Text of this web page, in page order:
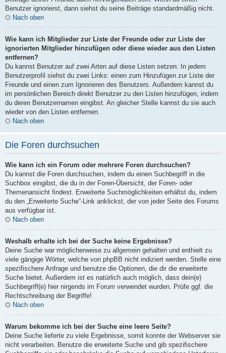
Benutzer ignorierst, dann siehst du seine Beiträge standardmäßig nicht.
Nach oben
Wie kann ich Mitglieder zur Liste der Freunde oder zur Liste der
ignorierten Mitglieder hinzufügen oder diese wieder aus den Listen
entfernen?
Du kannst Benutzer auf zwei Arten auf diese Listen setzen: In jedem
Benutzerprofil siehst du zwei Links: einen zum Hinzufügen zur Liste der
Freunde und einen zum Ignorieren des Benutzers. Außerdem kannst du
im persönlichen Bereich direkt Benutzer zu den Listen hinzufügen, indem
du deren Benutzernamen eingibst. An gleicher Stelle kannst du sie auch
wieder von den Listen entfernen.
Nach oben
Die Foren durchsuchen
Wie kann ich ein Forum oder mehrere Foren durchsuchen?
Du kannst die Foren durchsuchen, indem du einen Suchbegriff in die
Suchbox eingibst, die du in der Foren-Übersicht, der Foren- oder
Themenansicht findest. Erweiterte Suchmöglichkeiten erhältst du, indem
du den „Erweiterte Suche“-Link anklickst, der von jeder Seite des Forums
aus verfügbar ist.
Nach oben
Weshalb erhalte ich bei der Suche keine Ergebnisse?
Deine Suche war möglicherweise zu allgemein gehalten und enthielt zu
viele gängige Wörter, welche von phpBB nicht indiziert werden. Stelle eine
spezifischere Anfrage und benutze die Optionen, die dir die erweiterte
Suche bietet. Außerdem ist es natürlich auch möglich, dass dein(e)
Suchbegriff(e) hier nirgends im Forum verwendet wurden. Prüfe ggf. die
Rechtschreibung der Begriffe!
Nach oben
Warum bekomme ich bei der Suche eine leere Seite?
Deine Suche lieferte zu viele Ergebnisse, somit konnte der Webserver sie
nicht verarbeiten. Benutze die erweiterte Suche und gib spezifischere